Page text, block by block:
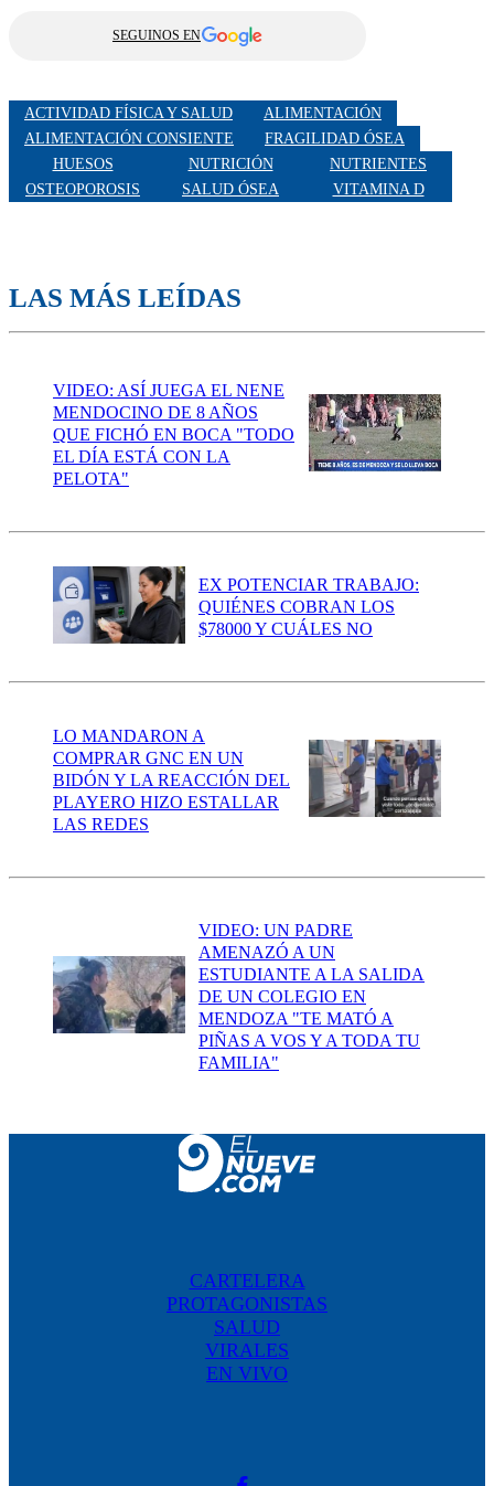
SEGUINOS EN
ACTIVIDAD FÍSICA Y SALUD
ALIMENTACIÓN
ALIMENTACIÓN CONSIENTE
FRAGILIDAD ÓSEA
HUESOS
NUTRICIÓN
NUTRIENTES
OSTEOPOROSIS
SALUD ÓSEA VITAMINA D
LAS MÁS LEÍDAS
VIDEO: ASÍ JUEGA EL NENE
MENDOCINO DE 8 AÑOS
QUE FICHÓ EN BOCA "TODO
EL DÍA ESTÁ CON LA
PELOTA"
EX POTENCIAR TRABAJO:
QUIÉNES COBRAN LOS
$78000 Y CUÁLES NO
LO MANDARON A
COMPRAR GNC EN UN
BIDÓN Y LA REACCIÓN DEL
PLAYERO HIZO ESTALLAR
LAS REDES
VIDEO: UN PADRE
AMENAZÓ A UN
ESTUDIANTE A LA SALIDA
DE UN COLEGIO EN
MENDOZA "TE MATÓ A
PIÑAS A VOS Y A TODA TU
FAMILIA"
CARTELERA
PROTAGONISTAS
SALUD
VIRALES
EN VIVO